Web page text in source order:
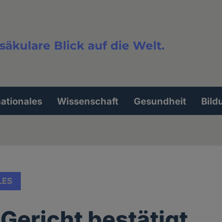
Blick auf die Welt.
Wissenschaft Gesundheit